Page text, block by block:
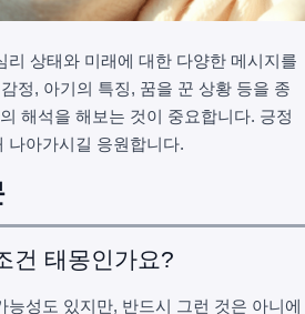
리 상태와 미래에 대한 다양한 메시지를
정, 아기의 특징, 꿈을 꾼 상황 등을 종
해석을 해보는 것이 중요합니다. 긍정
나아가시길 응원합니다.
건 태몽인가요?
능성도 있지만, 반드시 그런 것은 아니에